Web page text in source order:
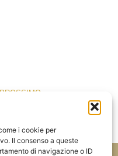
i cookie per
Il consenso a queste
di navigazione o ID
PROSSIMO
& Partners